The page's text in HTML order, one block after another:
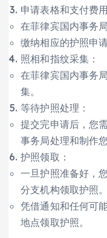
申请表格和支付费用
在菲律宾国内事务
缴纳相应的护照申请
照相和指纹采集：
在菲律宾国内事务
集。
等待护照处理：
提交完申请后，您
事务局处理和制作您
护照领取：
一旦护照准备好，
分支机构领取护照。
凭借通知和任何可
地点领取护照。